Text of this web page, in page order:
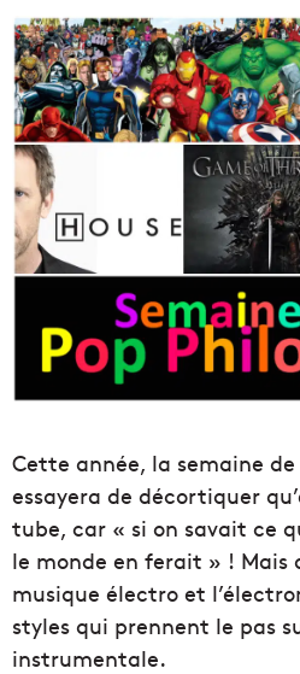
Cette année, la semaine de
essayera de décortiquer
tube, car « si on savait ce
le monde en ferait » ! Mais
musique électro et
styles qui prennent le pas
instrumentale.